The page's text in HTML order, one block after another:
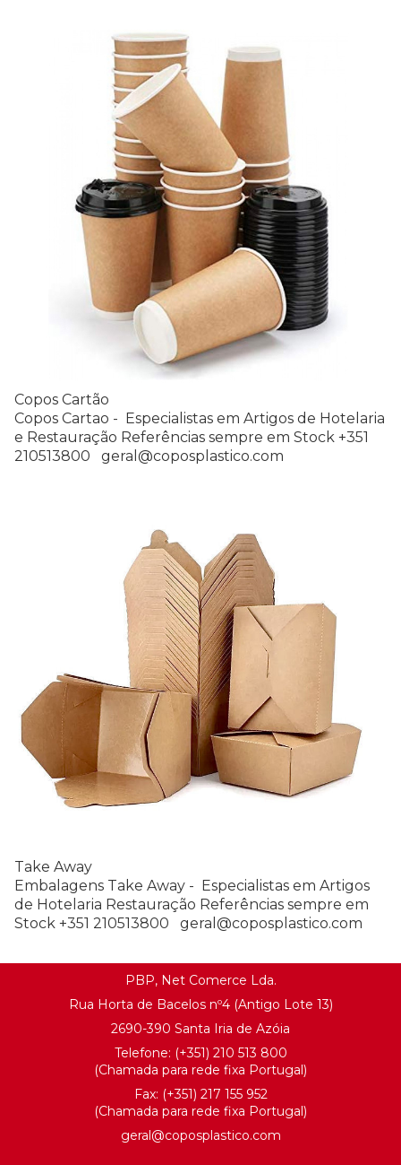
Copos Cartão
Copos Cartao - Especialistas em Artigos de Hotelaria
e Restauração Referências sempre em Stock +351
210513800 geral@coposplastico.com
Take Away
Embalagens Take Away - Especialistas em Artigos
de Hotelaria Restauração Referências sempre em
Stock +351 210513800 geral@coposplastico.com
PBP, Net Comerce Lda.
Rua Horta de Bacelos nº4 (Antigo Lote 13)
2690-390 Santa Iria de Azóia
Telefone: (+351) 210 513 800
(Chamada para rede fixa Portugal)
Fax: (+351) 217 155 952
(Chamada para rede fixa Portugal)
geral@coposplastico.com